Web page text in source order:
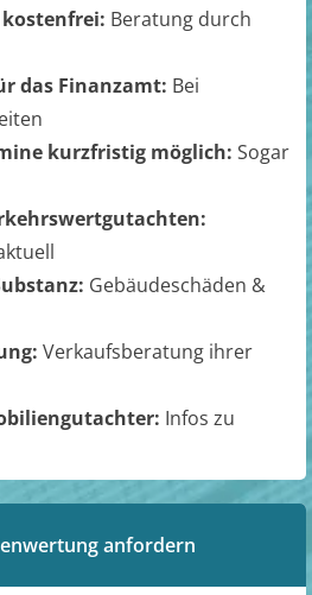
Beratung durch
das Finanzamt: Bei
kurzfristig möglich: Sogar
Gebäudeschäden &
Verkaufsberatung ihrer
Infos zu
anfordern